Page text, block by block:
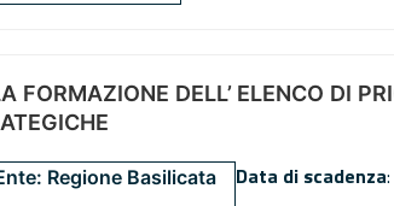
FORMAZIONE DELL’ ELENCO DI
Regione Basilicata Data di scadenza